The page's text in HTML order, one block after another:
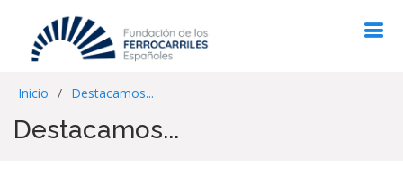
Inicio Destacamos...
Destacamos...